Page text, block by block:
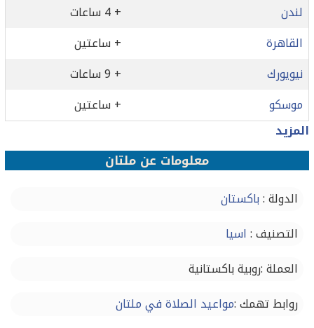
لندن
+ 4 ساعات
القاهرة
+ ساعتين
نيويورك
+ 9 ساعات
موسكو
+ ساعتين
المزيد
معلومات عن ملتان
الدولة :باكستان
التصنيف : اسيا
العملة :روبية باكستانية
روابط تهمك :مواعيد الصلاة في ملتان